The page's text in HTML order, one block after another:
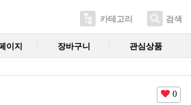
카테고리 검색
이지 장바구니 관심상품
0